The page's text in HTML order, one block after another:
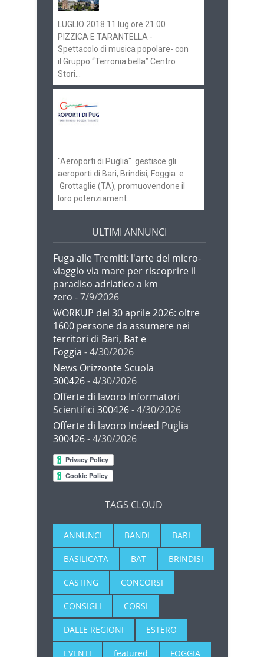
LUGLIO 2018 11 lug ore 21.00
PIZZICA E TARANTELLA -
Spettacolo di musica popolare- con
il Gruppo “Terronia bella” Centro
Stori...
"Aeroporti di Puglia" gestisce gli
aeroporti di Bari, Brindisi, Foggia e
Grottaglie (TA), promuovendone il
loro potenziament...
ULTIMI ANNUNCI
Fuga alle Tremiti: l'arte del micro-
viaggio via mare per riscoprire il
paradiso adriatico a km
zero - 7/9/2026
WORKUP del 30 aprile 2026: oltre
1600 persone da assumere nei
territori di Bari, Bat e
Foggia - 4/30/2026
News Orizzonte Scuola
300426- 4/30/2026
Offerte di lavoro Informatori
Scientifici 300426- 4/30/2026
Offerte di lavoro Indeed Puglia
300426- 4/30/2026
TAGS CLOUD
ANNUNCI BANDI BARI
BASILICATA BAT BRINDISI
CASTING CONCORSI
CONSIGLI CORSI
DALLE REGIONI ESTERO
EVENTI featured FOGGIA